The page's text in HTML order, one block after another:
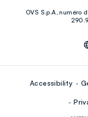
YoutubeOVS S.p.A, numéro
Accessibility